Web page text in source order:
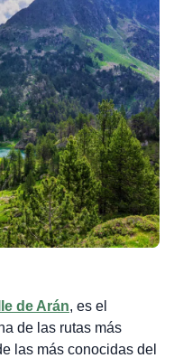
de Arán, es el
de las rutas más
las más conocidas del